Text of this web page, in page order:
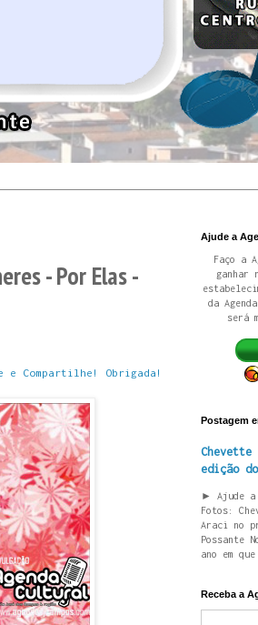
- Por Elas -
e Compartilhe! Obrigada!
Ajude a
Faço a
ganhar
da
será
Postagem
edição
► Ajude
Fotos:
Araci no
Possante
ano em
Receba a